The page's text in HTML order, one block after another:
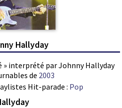
Hallyday
» interprété par Johnny Hallyday
de 2003
Hit-parade : Pop